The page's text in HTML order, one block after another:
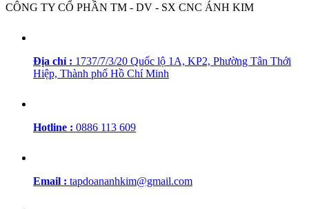
CÔNG TY CỔ PHẦN TM - DV - SX CNC ÁNH KIM
Địa chỉ : 1737/7/3/20 Quốc lộ 1A, KP2, Phường Tân Thới
Hiệp, Thành phố Hồ Chí Minh
Hotline : 0886 113 609
Email : tapdoananhkim@gmail.com